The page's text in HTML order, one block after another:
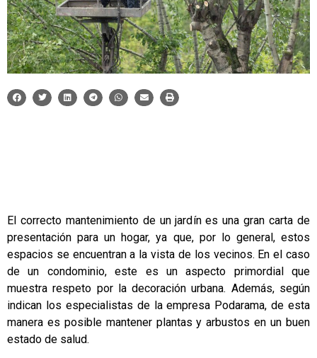
El correcto mantenimiento de un jardín es una gran carta de
presentación para un hogar, ya que, por lo general, estos
espacios se encuentran a la vista de los vecinos. En el caso
de un condominio, este es un aspecto primordial que
muestra respeto por la decoración urbana. Además, según
indican los especialistas de la empresa Podarama, de esta
manera es posible mantener plantas y arbustos en un buen
estado de salud.